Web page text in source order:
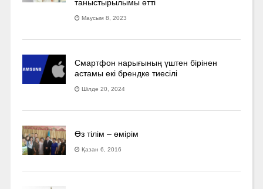
таныстырылымы өтті
Маусым 8, 2023
Смартфон нарығының үштен бірінен
астамы екі брендке тиесілі
Шілде 20, 2024
Өз тілім – өмірім
Қазан 6, 2016